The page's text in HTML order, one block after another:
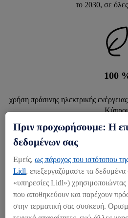
το 2030, σε
100
χρήση πράσινης ηλεκτρικής
100
των καταστημάτων με LED
Πριν προχωρήσουμε: Η
δεδομένων σας
Εμείς, ως πάροχος του ιστότοπου
Lidl, επεξεργαζόμαστε τα
«υπηρεσίες Lidl») χρησιμοποιώντας
που αποθηκεύουν και παρέχουν
στην τερματική σας συσκευή.